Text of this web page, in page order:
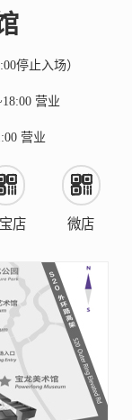
停止入场）
营业
营业
店 微店